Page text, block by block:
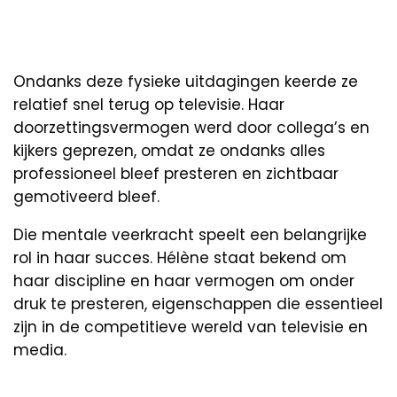
Ondanks deze fysieke uitdagingen keerde ze
relatief snel terug op televisie. Haar
doorzettingsvermogen werd door collega’s en
kijkers geprezen, omdat ze ondanks alles
professioneel bleef presteren en zichtbaar
gemotiveerd bleef.
Die mentale veerkracht speelt een belangrijke
rol in haar succes. Hélène staat bekend om
haar discipline en haar vermogen om onder
druk te presteren, eigenschappen die essentieel
zijn in de competitieve wereld van televisie en
media.